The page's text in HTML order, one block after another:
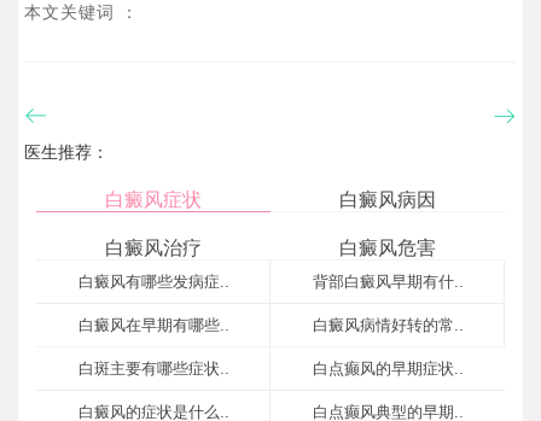
本文关键词 ：
医生推荐：
白癜风症状 白癜风病因
白癜风治疗 白癜风危害
白癜风有哪些发病症..
白癜风在早期有哪些..
背部白癜风早期有什..
白癜风病情好转的常..
白斑主要有哪些症状..
白癜风的症状是什么..
白点癫风的早期症状..
白点癫风典型的早期..